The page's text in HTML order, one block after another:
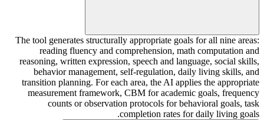
The tool generates structurally appropriate goals for all nine areas:
reading fluency and comprehension, math computation and
reasoning, written expression, speech and language, social skills,
behavior management, self-regulation, daily living skills, and
transition planning. For each area, the AI applies the appropriate
measurement framework, CBM for academic goals, frequency
counts or observation protocols for behavioral goals, task
completion rates for daily living goals.